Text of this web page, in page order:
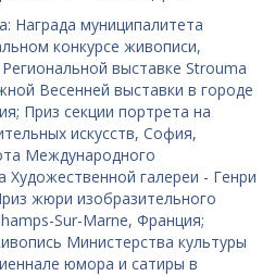
Награда муниципалитета
конкурсе живописи,
выставке Strouma
Весенней выставки в городе
Приз секции портрета на
искусств, София,
Международного
Художественной галереи - Генри
жюри изобразительного
Sur-Marne, Франция;
Министерства культуры
юмора и сатиры в